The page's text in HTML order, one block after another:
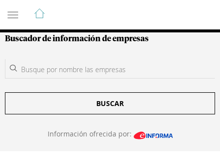
Guía de Empresas Colombianas
Buscador de información de empresas
BUSCAR
Información ofrecida por: